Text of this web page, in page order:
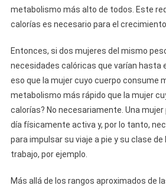
metabolismo más alto de todos. Este
calorías es necesario para el crecimiento.
Entonces, si dos mujeres del mismo
necesidades calóricas que varían hasta
eso que la mujer cuyo cuerpo consume
metabolismo más rápido que la mujer
calorías? No necesariamente. Una
día físicamente activa y, por lo tanto,
para impulsar su viaje a pie y su clase de
trabajo, por ejemplo.
Más allá de los rangos aproximados de